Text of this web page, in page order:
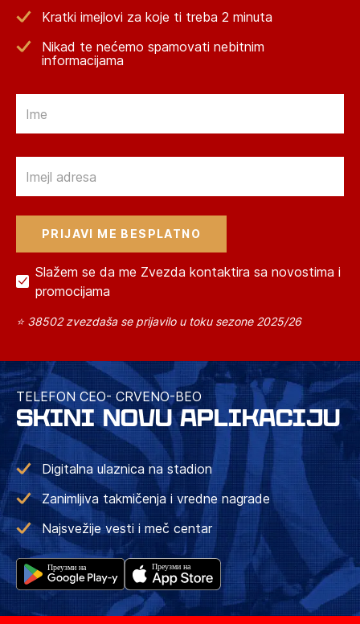
Kratki imejlovi za koje ti treba 2 minuta
Nikad te nećemo spamovati nebitnim
informacijama
Slažem se da me Zvezda kontaktira sa novostima i
promocijama
⭐ 38502 zvezdaša se prijavilo u toku sezone 2025/26
TELEFON CEO- CRVENO-BEO
SKINI NOVU APLIKACIJU
Digitalna ulaznica na stadion
Zanimljiva takmičenja i vredne nagrade
Najsvežije vesti i meč centar